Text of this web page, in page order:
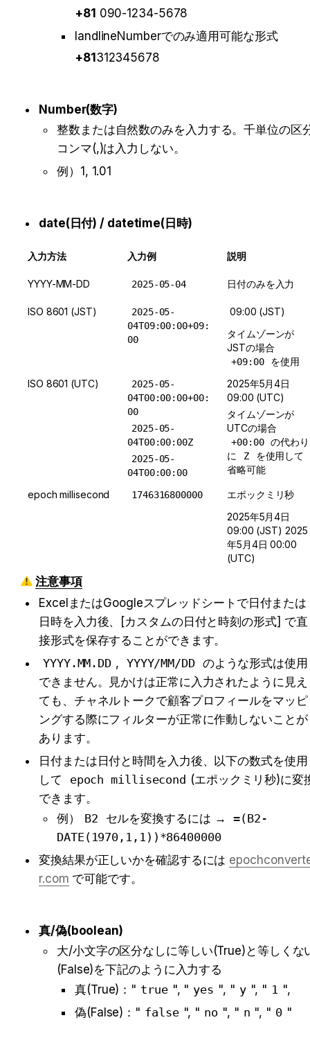
+81 090-1234-5678
landlineNumberでのみ適用可能な形式
+81 312345678
Number(数字)
整数または自然数のみを入力する。千単位の区
コンマ(,)は入力しない。
例） 1, 1.01
date(日付) / datetime(日時)
入力方法 入力例 説明
YYYY-MM-DD 2025-05-04 日付のみを入力
ISO 8601 (JST)
2025-05-
04T09:00:00+09:
00
09:00 (JST)
タイムゾーンが
+09:00
を使用
ISO 8601 (UTC)
2025-05-
04T00:00:00+00:
00
2025-05-
04T00:00:00Z
2025-05-
04T00:00:00
2025年5月4日
09:00 (UTC)
タイムゾーンが
+00:00 の代わり
に
Z
を使用して
省略可能
epoch millisecond 1746316800000
エポックミリ秒
2025年5月4日
09:00 (JST) 2025
年5月4日 00:00
(UTC)
注意事項
ExcelまたはGoogleスプレッドシートで日付または
日時を入力後、[カスタムの日付と時刻の形式] で直
接形式を保存することができます。
YYYY.MM.DD , YYYY/MM/DD のような形式は使用
できません。見かけは正常に入力されたように見え
ても、チャネルトークで顧客プロフィールをマッピ
ングする際にフィルターが正常に作動しないことが
あります。
日付または日付と時間を入力後、以下の数式を使用
して
epoch millisecond (エポックミリ秒)に変
できます。
例）
B2 セルを変換するには →
=(B2-
DATE(1970,1,1))*86400000
変換結果が正しいかを確認するには
r.com で可能です。
真/偽( boolean)
大/小文字の区分なしに等しい(True)と等しくな
(False)を下記のように入力する
真(True)： " true ", " yes ", " y ", " 1 ",
偽(False)： " false ", " no ", " n ", " 0 "